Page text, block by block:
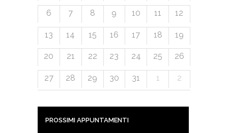
6 7 8 9 10 11 12
13 14 15 16 17 18 19
20 21 22 23 24 25 26
27 28 29 30 31 1 2
PROSSIMI APPUNTAMENTI